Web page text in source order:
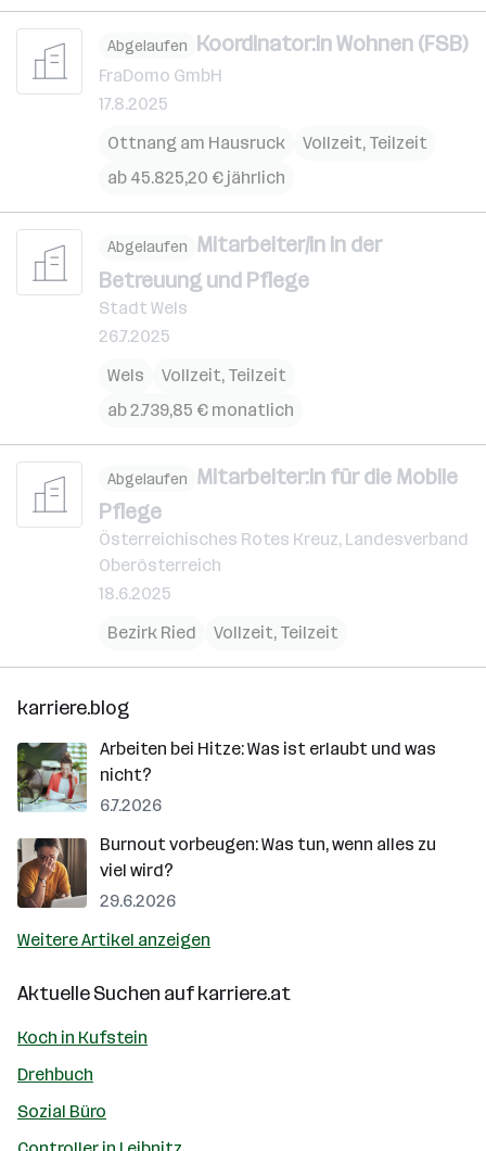
Abgelaufen Koordinator:in Wohnen (FSB)
FraDomo GmbH
17.8.2025
Ottnang am Hausruck
Vollzeit, Teilzeit
ab 45.825,20 € jährlich
Abgelaufen Mitarbeiter/in in der
Betreuung und Pflege
Stadt Wels
26.7.2025
Wels
Vollzeit, Teilzeit
ab 2.739,85 € monatlich
Abgelaufen Mitarbeiter:in für die Mobile
Pflege
Österreichisches Rotes Kreuz, Landesverband
Oberösterreich
18.6.2025
Bezirk Ried
Vollzeit, Teilzeit
karriere.blog
Arbeiten bei Hitze: Was ist erlaubt und was
nicht?
6.7.2026
Burnout vorbeugen: Was tun, wenn alles zu
viel wird?
29.6.2026
Weitere Artikel anzeigen
Aktuelle Suchen aufkarriere.at
Koch in Kufstein
Drehbuch
Sozial Büro